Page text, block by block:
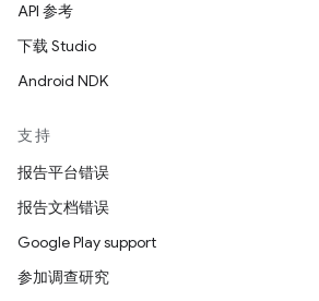
API 参考
下载 Studio
Android NDK
支持
报告平台错误
报告文档错误
Google Play support
参加调查研究